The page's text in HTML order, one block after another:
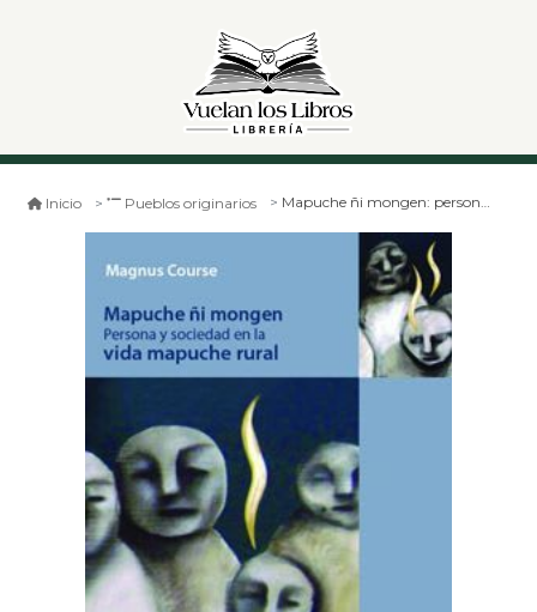
Inicio Pueblos originarios Mapuche ñi mongen: persona y sociedad en la vida mapuche rural